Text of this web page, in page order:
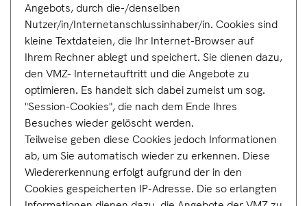
Angebots, durch die-/denselben
Nutzer/in/Internetanschlussinhaber/in. Cookies sind
kleine Textdateien, die Ihr Internet-Browser auf
Ihrem Rechner ablegt und speichert. Sie dienen dazu,
den VMZ- Internetauftritt und die Angebote zu
optimieren. Es handelt sich dabei zumeist um sog.
"Session-Cookies", die nach dem Ende Ihres
Besuches wieder gelöscht werden.
Teilweise geben diese Cookies jedoch Informationen
ab, um Sie automatisch wieder zu erkennen. Diese
Wiedererkennung erfolgt aufgrund der in den
Cookies gespeicherten IP-Adresse. Die so erlangten